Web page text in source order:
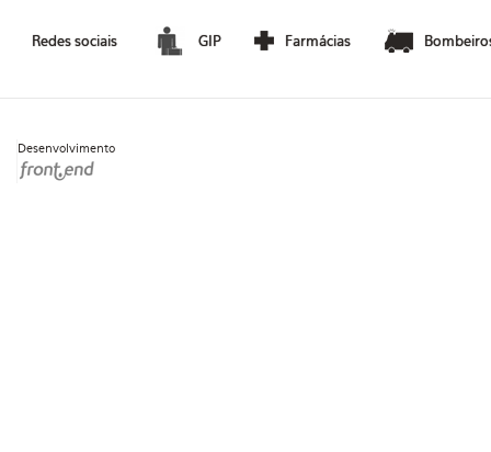
Redes sociais GIP Farmácias
Desenvolvimento